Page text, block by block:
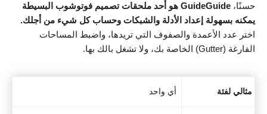
حسنًا،
GuideGuide هو أحد ملحقات تصميم فوتوشوب البسيطة
يمكنه بسهولة إعداد الأدلة والشبكات وحساب كل شيء من أجلك.
اختر عدد الأعمدة والصفوف التي تريدها، واضبط المساحات
الفارغة (Gutter) الخاصة بك، ولا تشغل بالك بها.
مثالي لفئة أي واحد